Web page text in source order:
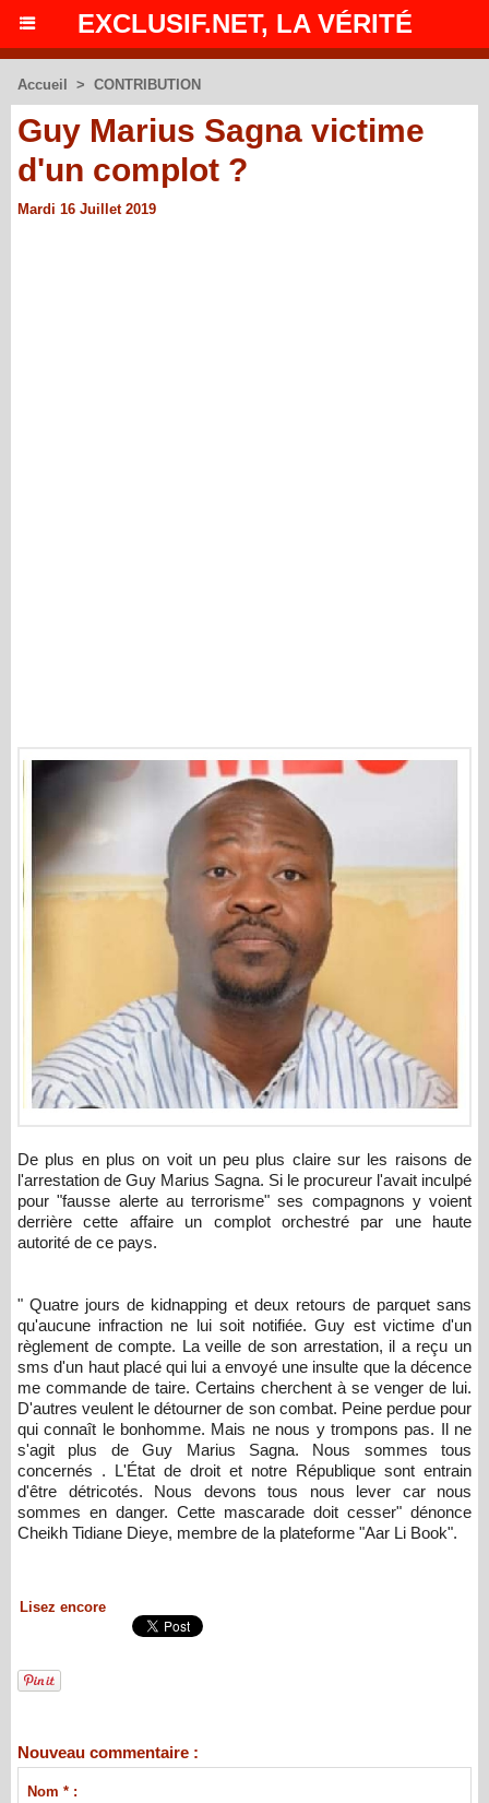
EXCLUSIF.NET, LA VÉRITÉ
Accueil > CONTRIBUTION
Guy Marius Sagna victime
d'un complot ?
Mardi 16 Juillet 2019
De plus en plus on voit un peu plus claire sur les raisons de
l'arrestation de Guy Marius Sagna. Si le procureur l'avait inculpé
pour "fausse alerte au terrorisme" ses compagnons y voient
derrière cette affaire un complot orchestré par une haute
autorité de ce pays.
" Quatre jours de kidnapping et deux retours de parquet sans
qu'aucune infraction ne lui soit notifiée. Guy est victime d'un
règlement de compte. La veille de son arrestation, il a reçu un
sms d'un haut placé qui lui a envoyé une insulte que la décence
me commande de taire. Certains cherchent à se venger de lui.
D'autres veulent le détourner de son combat. Peine perdue pour
qui connaît le bonhomme. Mais ne nous y trompons pas. Il ne
s'agit plus de Guy Marius Sagna. Nous sommes tous
concernés . L'État de droit et notre République sont entrain
d'être détricotés. Nous devons tous nous lever car nous
sommes en danger. Cette mascarade doit cesser" dénonce
Cheikh Tidiane Dieye, membre de la plateforme "Aar Li Book".
Lisez encore
Nouveau commentaire :
Nom * :